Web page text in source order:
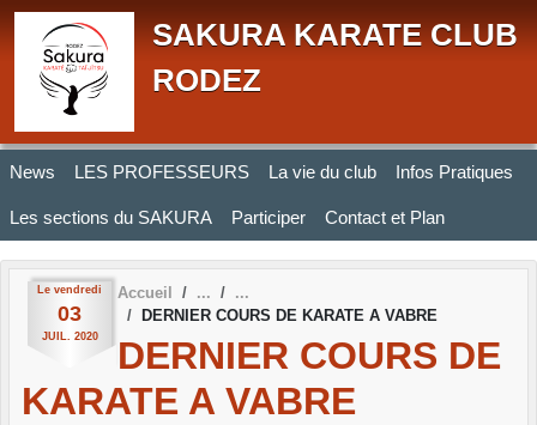
SAKURA KARATE CLUB
RODEZ
News LES PROFESSEURS La vie du club Infos Pratiques
Les sections du SAKURA Participer Contact et Plan
Le vendredi
03
JUIL. 2020
Accueil
DERNIER COURS DE KARATE A VABRE
DERNIER COURS DE
KARATE A VABRE
Panneau de gestion des cookies